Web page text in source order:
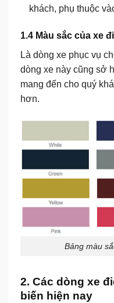
khách, phụ thuộc
1.4 Màu sắc của xe
Là dòng xe phục vụ
dòng xe này cũng sở
mang đến cho quý
hơn.
Bảng màu
2. Các dòng xe
biến hiện nay